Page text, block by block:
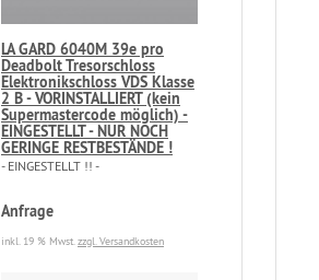
LA GARD 6040M 39e pro
Deadbolt Tresorschloss
Elektronikschloss VDS Klasse
2 B - VORINSTALLIERT (kein
Supermastercode möglich) -
EINGESTELLT - NUR NOCH
GERINGE RESTBESTÄNDE !
- EINGESTELLT !! -
Anfrage
inkl. 19 % Mwst.zzgl. Versandkosten